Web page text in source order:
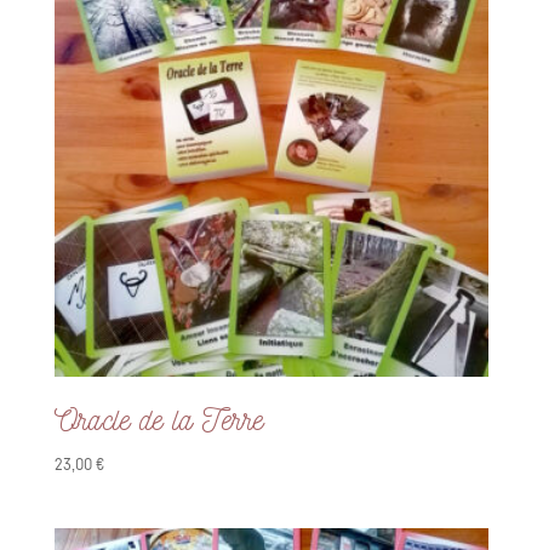
Oracle de la Terre
23,00€